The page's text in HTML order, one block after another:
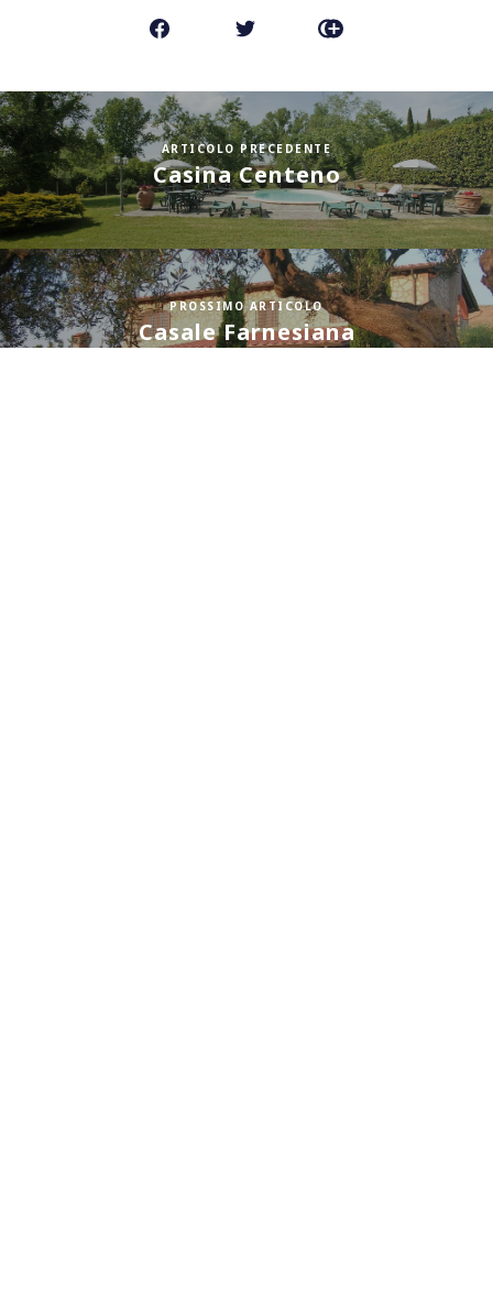
FALLO CONOSCERE AI TUOI
AMICI
ARTICOLO PRECEDENTE
Casina Centeno
PROSSIMO ARTICOLO
Casale Farnesiana